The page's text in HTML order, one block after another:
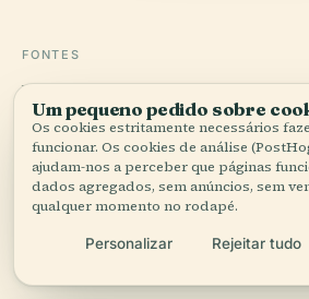
FONTES
Verificado,e
Pesquisado e escrito pela equipa
partir de registos históricos,
conhecimento local.
Última revisão: April 2026
Um pequeno pedido sobre
Os cookies estritamente necessários
funcionar. Os cookies de análise
ajudam-nos a perceber que páginas
dados agregados, sem anúncios, sem
qualquer momento no rodapé.
Personalizar Rejeitar tudo